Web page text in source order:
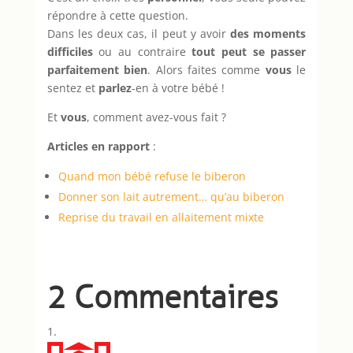
répondre à cette question.
Dans les deux cas, il peut y avoirdes moments
difficilesou au contrairetout peut se passer
parfaitement bien. Alors faites comme vousle
sentez et parlez-en à votre bébé !
Et vous, comment avez-vous fait ?
Articles en rapport:
Quand mon bébé refuse le biberon
Donner son lait autrement… qu’au biberon
Reprise du travail en allaitement mixte
2 Commentaires